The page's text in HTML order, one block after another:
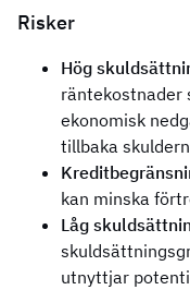
Risker
Hög
räntekostnader
ekonomisk
tillbaka
kan minska
Låg
utnyttjar